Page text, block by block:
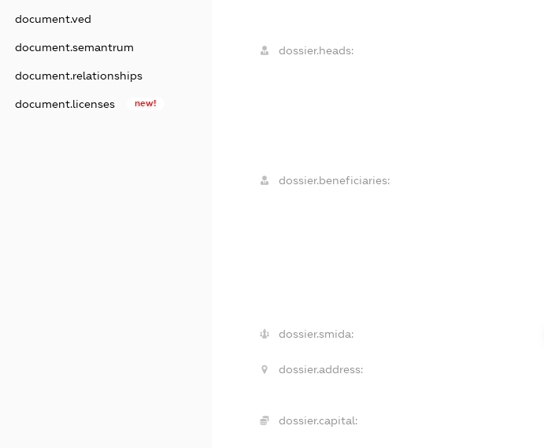
document.ved
document.semantrum
document.relationships
document.licenses new!
dossier.heads:
dossier.beneficiaries:
dossier.smida:
dossier.address:
dossier.capital: